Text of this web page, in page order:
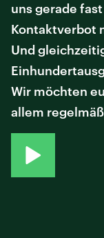
uns gerade
Kontaktverbot
Und
Wir möchten
allem